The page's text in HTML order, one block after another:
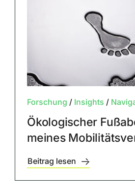
Forschung / Insights /
Ökologischer
meines
Beitrag lesen